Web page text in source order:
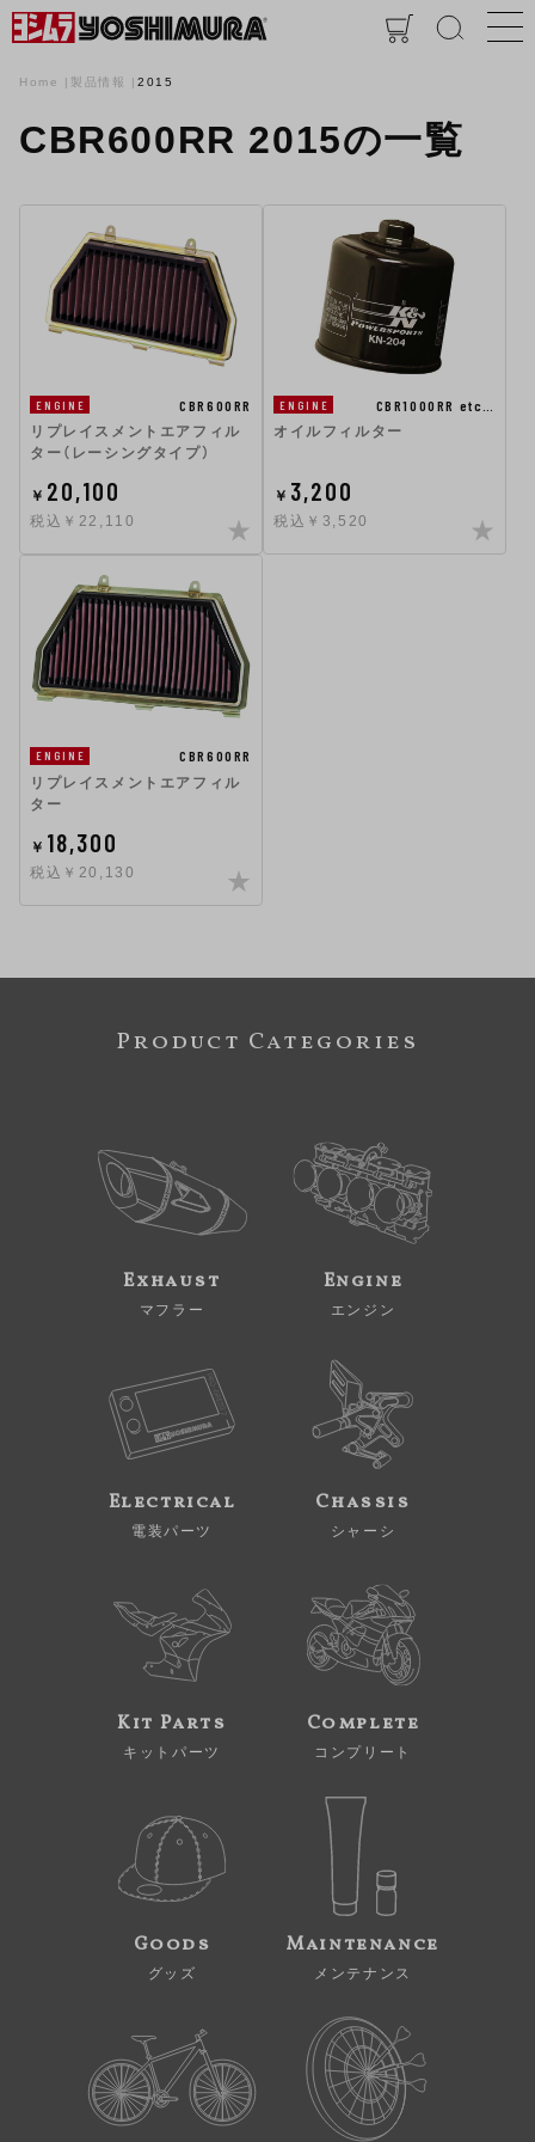
Home 製品情報 2015
CBR600RR 2015の一覧
ENGINE
CBR600RR
リプレイスメントエアフィル
ター（レーシングタイプ）
￥ 20,100
税込￥22,110
ENGINE
CBR1000RR etc…
オイルフィルター
￥ 3,200
税込￥3,520
ENGINE
CBR600RR
リプレイスメントエアフィル
ター
￥ 18,300
税込￥20,130
Product Categories
Exhaust
マフラー
Engine
エンジン
Electrical
電装パーツ
Chassis
シャーシ
Kit Parts
キットパーツ
Complete
コンプリート
Goods
グッズ
Maintenance
メンテナンス